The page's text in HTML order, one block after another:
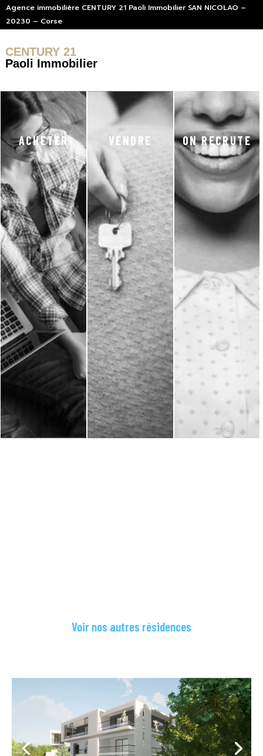
Agence immobilière CENTURY 21 Paoli Immobilier SAN NICOLAO –
20230 – Corse
CENTURY 21
Paoli Immobilier
ACHETER VENDRE ON RECRUTE
Voir nos autres résidences